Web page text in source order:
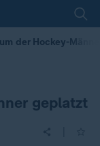
der Hockey-
geplatzt